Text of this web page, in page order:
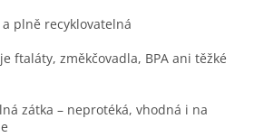
plně recyklovatelná
ftaláty, změkčovadla, BPA ani těžké
zátka – neprotéká, vhodná i na